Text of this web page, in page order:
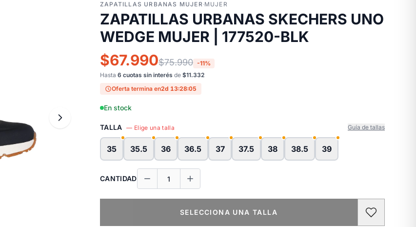
ZAPATILLAS URBANAS MUJER·MUJER
ZAPATILLAS URBANAS SKECHERS UNO
WEDGE MUJER | 177520-BLK
$67.990$75.990 -11%
Hasta 6 cuotas sin interés de $11.332
Oferta termina en2d 13:28:04
En stock
TALLA — Elige una talla Guía de tallas
35 35.5 36 36.5 37 37.5 38 38.5 39
CANTIDAD
SELECCIONA UNA TALLA